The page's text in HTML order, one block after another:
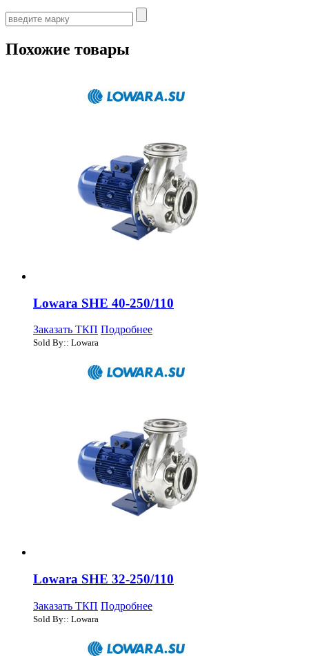
Похожие товары
Lowara SHE 40-250/110
Заказать ТКП Подробнее
Sold By:: Lowara
Lowara SHE 32-250/110
Заказать ТКП Подробнее
Sold By:: Lowara